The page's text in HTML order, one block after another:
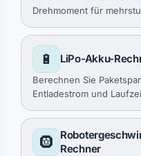
Drehmoment für
🔋 LiPo-Akku-
Berechnen Sie
Entladestrom und
🛞
Rechner